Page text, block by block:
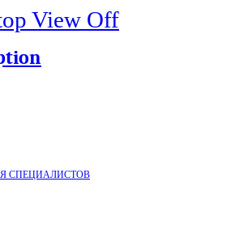
View Off
СПЕЦИАЛИСТОВ